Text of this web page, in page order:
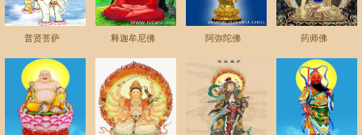
普贤菩萨 释迦牟尼佛 阿弥陀佛 药师佛